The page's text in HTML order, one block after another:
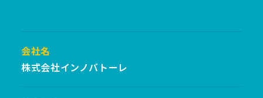
会社名
株式会社インノバトーレ